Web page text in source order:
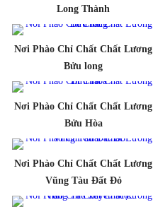
Long Thành
Nơi Phào Chỉ Chất Chất Lương
Bửu long
Nơi Phào Chỉ Chất Chất Lương
Bửu Hòa
Nơi Phào Chỉ Chất Chất Lương
Vũng Tàu Đất Đỏ